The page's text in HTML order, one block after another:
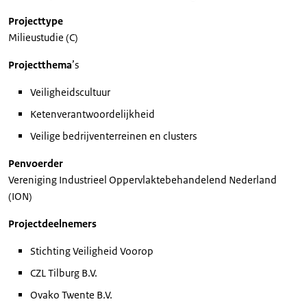
Projecttype
Milieustudie (C)
Projectthema’s
Veiligheidscultuur
Ketenverantwoordelijkheid
Veilige bedrijventerreinen en clusters
Penvoerder
Vereniging Industrieel Oppervlaktebehandelend Nederland
(ION)
Projectdeelnemers
Stichting Veiligheid Voorop
CZL Tilburg B.V.
Ovako Twente B.V.